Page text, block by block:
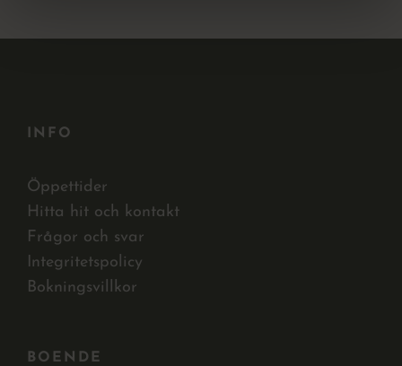
INFO
Öppettider
Hitta hit och kontakt
Frågor och svar
Integritetspolicy
Bokningsvillkor
BOENDE